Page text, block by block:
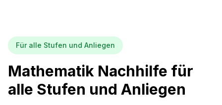
Für alle Stufen und Anliegen
Mathematik Nachhilfe für
alle Stufen und Anliegen